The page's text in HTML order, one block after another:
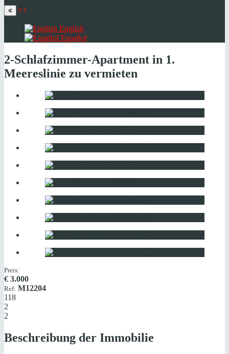
language
English
Español
2-Schlafzimmer-Apartment in 1.
Meereslinie zu vermieten
Preis:
€ 3.000
Ref: M12204
118
2
2
Beschreibung der Immobilie